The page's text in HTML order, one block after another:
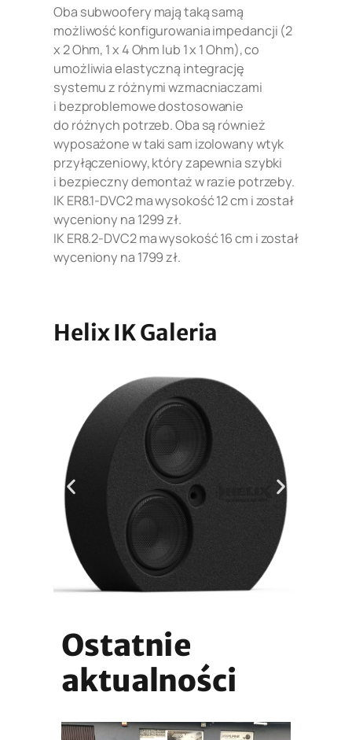
Oba subwoofery mają taką samą
możliwość konfigurowania impedancji (2
x 2 Ohm, 1 x 4 Ohm lub 1 x 1 Ohm), co
umożliwia elastyczną integrację
systemu z różnymi wzmacniaczami
i bezproblemowe dostosowanie
do różnych potrzeb. Oba są również
wyposażone w taki sam izolowany wtyk
przyłączeniowy, który zapewnia szybki
i bezpieczny demontaż w razie potrzeby.
IK ER8.1-DVC2 ma wysokość 12 cm i został
wyceniony na 1299 zł.
IK ER8.2-DVC2 ma wysokość 16 cm i został
wyceniony na 1799 zł.
Helix IK Galeria
Ostatnie
aktualności